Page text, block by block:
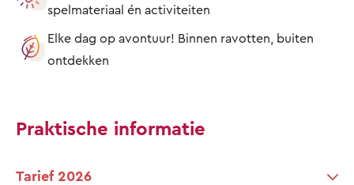
spelmateriaal én activiteiten
Elke dag op avontuur! Binnen ravotten, buiten
ontdekken
Praktische informatie
Tarief 2026